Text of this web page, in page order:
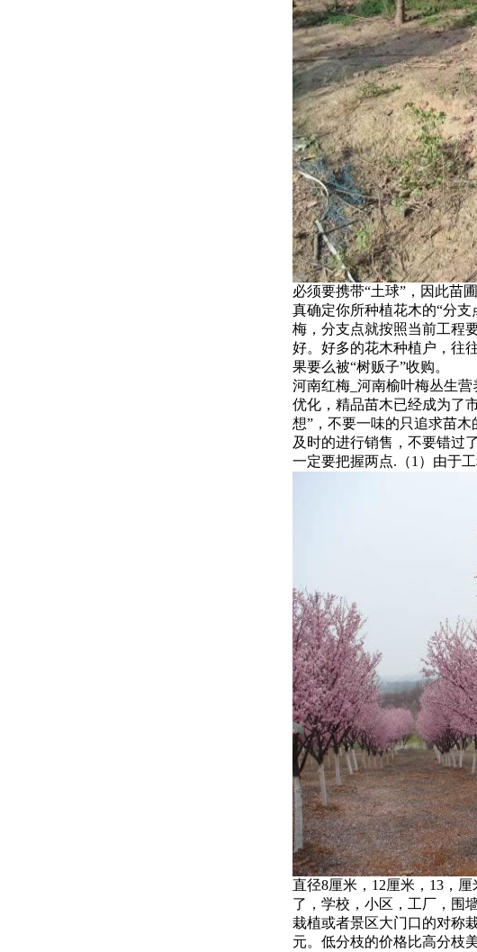
必须要携带“土球”，因此苗
真确定你所种植花木的“分
梅，分支点就按照当前工程
好。好多的花木种植户，往
果要么被“树贩子”收购。
河南红梅_河南榆叶梅丛生
优化，精品苗木已经成为了
想”，不要一味的只追求苗
及时的进行销售，不要错过
一定要把握两点.（1）由于工
直径8厘米，12厘米，13，
了，学校，小区，工厂，围
栽植或者景区大门口的对称
元。低分枝的价格比高分枝